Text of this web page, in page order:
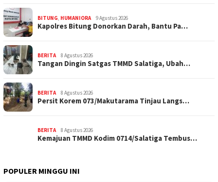
BITUNG, HUMANIORA 9 Agustus 2026
Kapolres Bitung Donorkan Darah, Bantu Pa…
BERITA 8 Agustus 2026
Tangan Dingin Satgas TMMD Salatiga, Ubah…
BERITA 8 Agustus 2026
Persit Korem 073/Makutarama Tinjau Langs…
BERITA 8 Agustus 2026
Kemajuan TMMD Kodim 0714/Salatiga Tembus…
POPULER MINGGU INI